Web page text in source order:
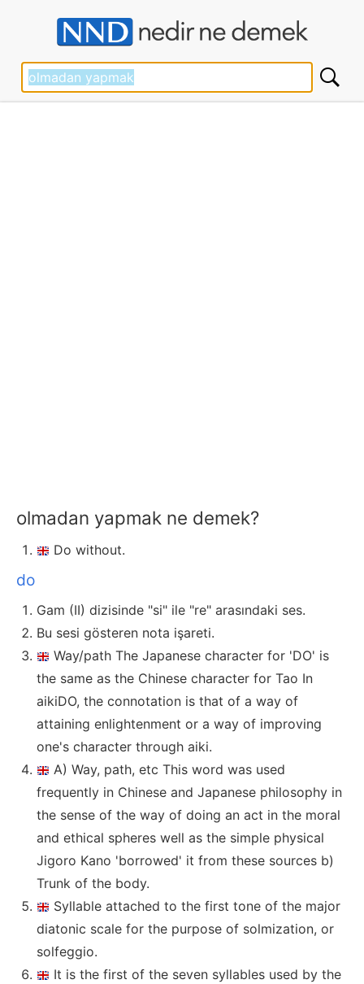
olmadan yapmak ne demek?
Do without.
do
Gam (II) dizisinde "si" ile "re" arasındaki ses.
Bu sesi gösteren nota işareti.
Way/path The Japanese character for 'DO' is
the same as the Chinese character for Tao In
aikiDO, the connotation is that of a way of
attaining enlightenment or a way of improving
one's character through aiki.
A) Way, path, etc This word was used
frequently in Chinese and Japanese philosophy in
the sense of the way of doing an act in the moral
and ethical spheres well as the simple physical
Jigoro Kano 'borrowed' it from these sources b)
Trunk of the body.
Syllable attached to the first tone of the major
diatonic scale for the purpose of solmization, or
solfeggio.
It is the first of the seven syllables used by the